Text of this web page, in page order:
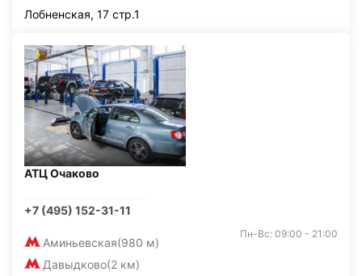
Лобненская, 17 стр.1
АТЦ Очаково
+7 (495) 152-31-11
Аминьевская(980 м)
Давыдково(2 км)
Пн-Вс: 09:00 - 21:00